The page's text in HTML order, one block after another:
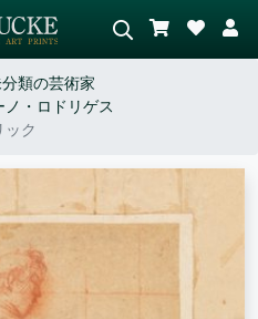
油絵、木のそばの立ち姿のヌー
ド。
類の芸術家
・ロドリゲス
ック